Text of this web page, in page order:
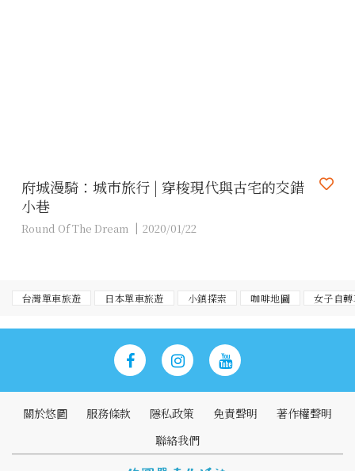
府城漫騎：城市旅行 | 穿梭現代與古宅的交錯
小巷
Round Of The Dream 2020/01/22
台灣單車旅遊 日本單車旅遊 小鎮探索 咖啡地圖 女子自
關於悠圖 服務條款 隱私政策 免責聲明
著作權聲明
聯絡我們